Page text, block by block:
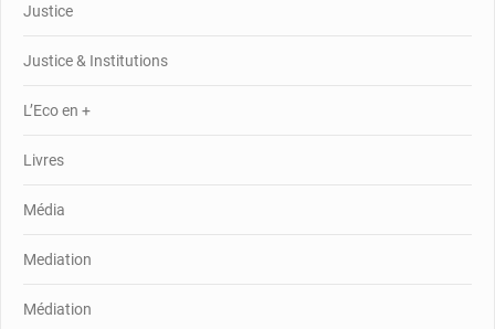
Justice
Justice & Institutions
L’Eco en +
Livres
Média
Mediation
Médiation